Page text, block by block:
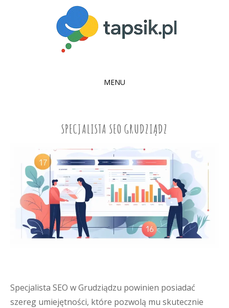
MENU
SPECJALISTA SEO GRUDZIĄDZ
Specjalista SEO w Grudziądzu powinien posiadać
szereg umiejętności, które pozwolą mu skutecznie